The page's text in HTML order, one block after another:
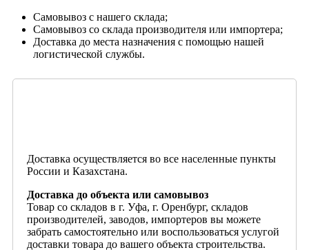
Самовывоз с нашего склада;
Самовывоз со склада производителя или импортера;
Доставка до места назначения с помощью нашей
логистической службы.
Доставка осуществляется во все населенные пункты
России и Казахстана.
Доставка до объекта или самовывоз
Товар со складов в г. Уфа, г. Оренбург, складов
производителей, заводов, импортеров вы можете
забрать самостоятельно или воспользоваться услугой
доставки товара до вашего объекта строительства.